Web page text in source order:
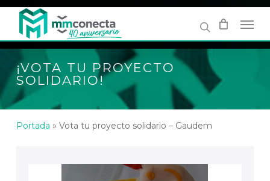
content
¡VOTA TU PROYECTO
SOLIDARIO!
Portada » Vota tu proyecto solidario – Gaudem